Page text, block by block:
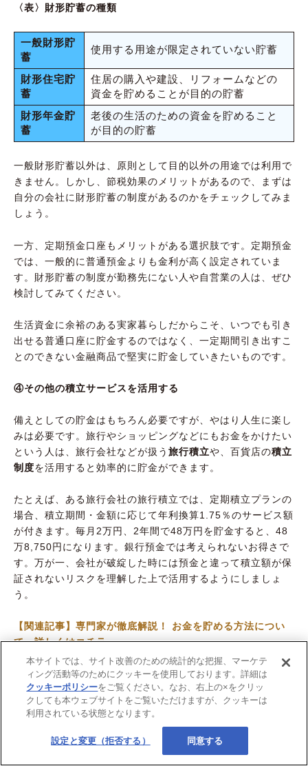
〈表〉財形貯蓄の種類
一般財形貯
蓄
使用する用途が限定されていない貯蓄
財形住宅貯
蓄
住居の購入や建設、リフォームなどの
資金を貯めることが目的の貯蓄
財形年金貯
蓄
老後の生活のための資金を貯めること
が目的の貯蓄
一般財形貯蓄以外は、原則として目的以外の用途では利用で
きません。しかし、節税効果のメリットがあるので、まずは
自分の会社に財形貯蓄の制度があるのかをチェックしてみま
しょう。
一方、定期預金口座もメリットがある選択肢です。定期預金
では、一般的に普通預金よりも金利が高く設定されていま
す。財形貯蓄の制度が勤務先にない人や自営業の人は、ぜひ
検討してみてください。
生活資金に余裕のある実家暮らしだからこそ、いつでも引き
出せる普通口座に貯金するのではなく、一定期間引き出すこ
とのできない金融商品で堅実に貯金していきたいものです。
④その他の積立サービスを活用する
備えとしての貯金はもちろん必要ですが、やはり人生に楽し
みは必要です。旅行やショッピングなどにもお金をかけたい
という人は、旅行会社などが扱う 旅行積立や、百貨店の積立
制度を活用すると効率的に貯金ができます。
たとえば、ある旅行会社の旅行積立では、定期積立プランの
場合、積立期間・金額に応じて年利換算1.75％のサービス額
が付きます。毎月2万円、2年間で48万円を貯金すると、48
万8,750円になります。銀行預金では考えられないお得さで
す。万が一、会社が破綻した時には預金と違って積立額が保
証されないリスクを理解した上で活用するようにしましょ
う。
【関連記事】専門家が徹底解説！ お金を貯める方法につい
て、詳しくはコチラ
（3）お金が貯まったら資産運用を始めてみよう
本サイトでは、サイト改善のための統計的な把握、マーケテ
ィング活動等のためにクッキーを使用しております。詳細は
クッキーポリシーをご覧ください。なお、右上の×をクリッ
クしても本ウェブサイトをご覧いただけますが、クッキーは
利用されている状態となります。
設定と変更（拒否する） 同意する